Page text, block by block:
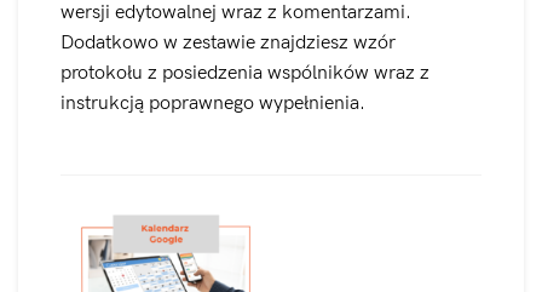
wersji edytowalnej wraz z komentarzami.
Dodatkowo w zestawie znajdziesz wzór
protokołu z posiedzenia wspólników wraz z
instrukcją poprawnego wypełnienia.